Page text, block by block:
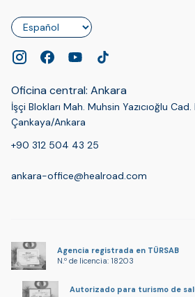
Idioma
Oficina central: Ankara
İşçi Blokları Mah. Muhsin Yazıcıoğlu
Çankaya/Ankara
+90 312 504 43 25
ankara-office@healroad.com
Agencia registrada en TÜRSAB
N.º de licencia: 18203
Autorizado para turismo de